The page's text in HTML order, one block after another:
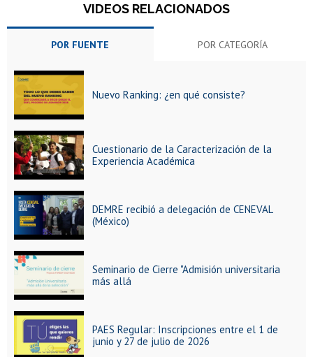
VIDEOS RELACIONADOS
POR FUENTE POR CATEGORÍA
Nuevo Ranking: ¿en qué consiste?
Cuestionario de la Caracterización de la
Experiencia Académica
DEMRE recibió a delegación de CENEVAL
(México)
Seminario de Cierre "Admisión universitaria
más allá
PAES Regular: Inscripciones entre el 1 de
junio y 27 de julio de 2026